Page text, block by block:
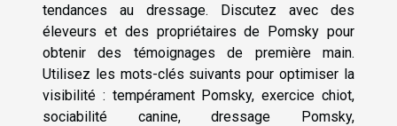
tendances au dressage. Discutez avec des
éleveurs et des propriétaires de Pomsky pour
obtenir des témoignages de première main.
Utilisez les mots-clés suivants pour optimiser la
visibilité : tempérament Pomsky, exercice chiot,
sociabilité canine, dressage Pomsky,